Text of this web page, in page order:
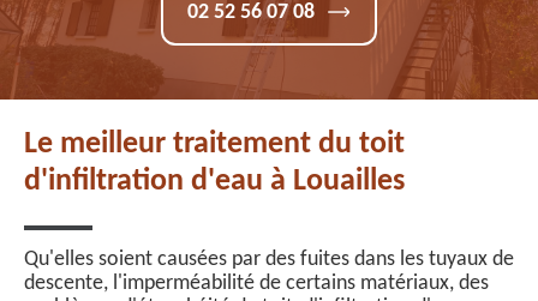
02 52 56 07 08
Le meilleur traitement du toit
d'infiltration d'eau à Louailles
Qu'elles soient causées par des fuites dans les tuyaux de
descente, l'imperméabilité de certains matériaux, des